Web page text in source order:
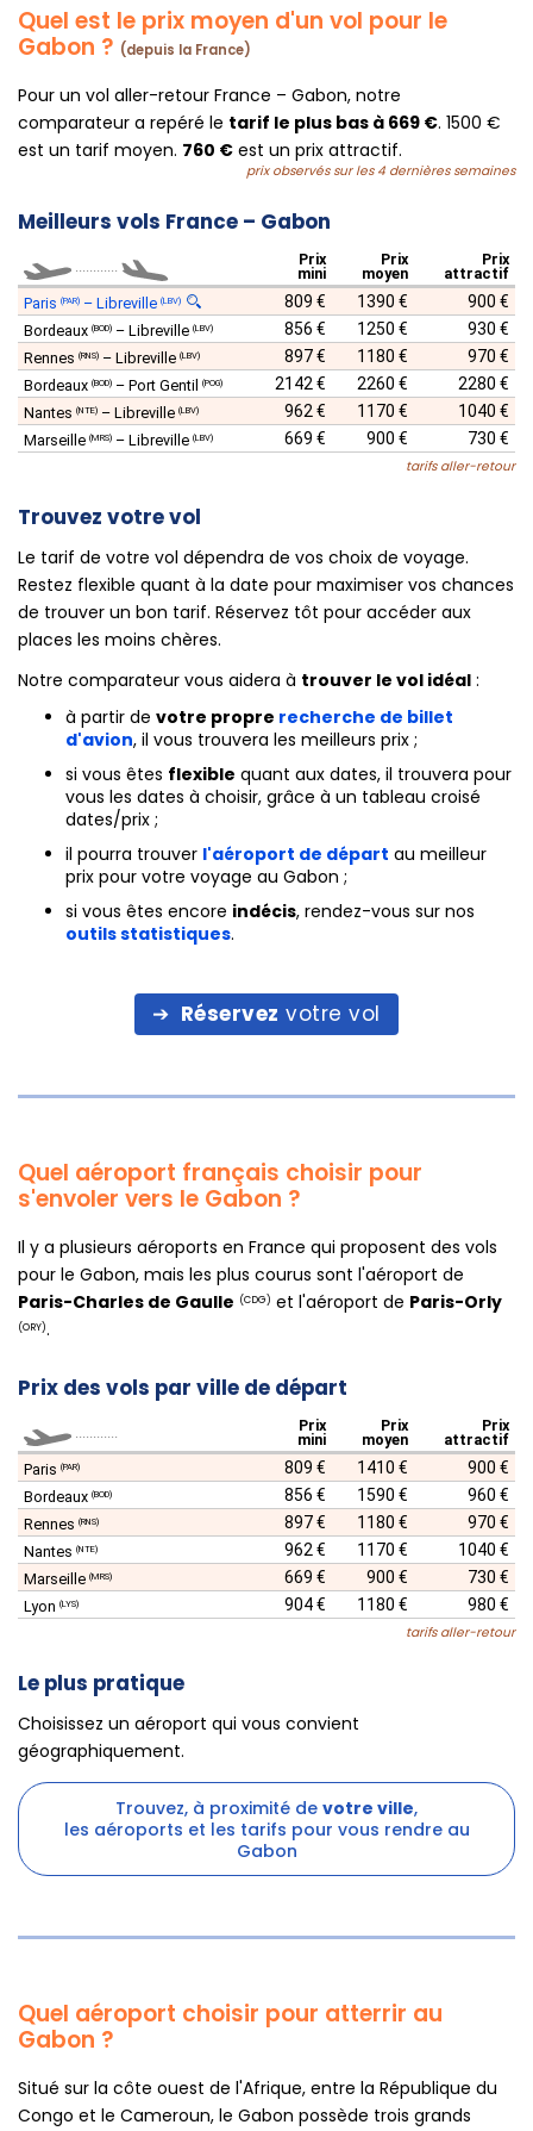
Quel est le prix moyen d'un vol pour le
Gabon ? (depuis la France)
Pour un vol aller-retour France – Gabon, notre
comparateur a repéré le tarif le plus bas à 669 €. 1500 €
est un tarif moyen. 760 € est un prix attractif.
prix observés sur les 4 dernières semaines
Meilleurs vols France – Gabon
Prix
mini
Prix
moyen
Prix
attractif
Paris (PAR) – Libreville (LBV) 809 € 1390 € 900 €
Bordeaux (BOD) – Libreville (LBV) 856 € 1250 € 930 €
Rennes (RNS) – Libreville (LBV) 897 € 1180 € 970 €
Bordeaux (BOD) – Port Gentil (POG) 2142 € 2260 € 2280 €
Nantes (NTE) – Libreville (LBV) 962 € 1170 € 1040 €
Marseille (MRS) – Libreville (LBV) 669 € 900 € 730 €
tarifs aller-retour
Trouvez votre vol
Le tarif de votre vol dépendra de vos choix de voyage.
Restez flexible quant à la date pour maximiser vos chances
de trouver un bon tarif. Réservez tôt pour accéder aux
places les moins chères.
Notre comparateur vous aidera à trouver le vol idéal :
à partir de votre propre recherche de billet
d'avion, il vous trouvera les meilleurs prix ;
si vous êtes flexible quant aux dates, il trouvera pour
vous les dates à choisir, grâce à un tableau croisé
dates/prix ;
il pourra trouver l'aéroport de départ au meilleur
prix pour votre voyage au Gabon ;
si vous êtes encore indécis, rendez-vous sur nos
outils statistiques.
Réservez votre vol
Quel aéroport français choisir pour
s'envoler vers le Gabon ?
Il y a plusieurs aéroports en France qui proposent des vols
pour le Gabon, mais les plus courus sont l'aéroport de
Paris-Charles de Gaulle (CDG) et l'aéroport de Paris-Orly
(ORY).
Prix des vols par ville de départ
Prix
mini
Prix
moyen
Prix
attractif
Paris (PAR) 809 € 1410 € 900 €
Bordeaux (BOD) 856 € 1590 € 960 €
Rennes (RNS) 897 € 1180 € 970 €
Nantes (NTE) 962 € 1170 € 1040 €
Marseille (MRS) 669 € 900 € 730 €
Lyon (LYS) 904 € 1180 € 980 €
tarifs aller-retour
Le plus pratique
Choisissez un aéroport qui vous convient
géographiquement.
Trouvez, à proximité de votre ville,
les aéroports et les tarifs pour vous rendre au
Gabon
Quel aéroport choisir pour atterrir au
Gabon ?
Situé sur la côte ouest de l'Afrique, entre la République du
Congo et le Cameroun, le Gabon possède trois grands